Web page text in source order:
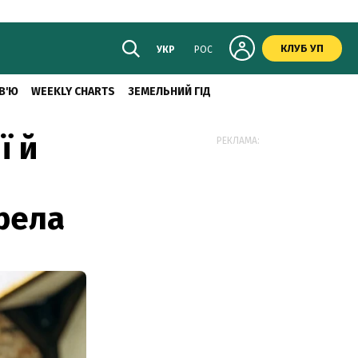
УКР РОС КЛУБ УП
WEEKLY CHARTS ЗЕМЕЛЬНИЙ ГІД
й
РЕКЛАМА: